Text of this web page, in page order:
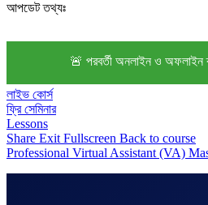
আপডেট তথ্যঃ
🚨 পরবর্তী অনলাইন ও অফলাইন
লাইভ কোর্স
ফ্রি সেমিনার
Lessons
Share Exit Fullscreen Back to course
Professional Virtual Assistant (VA)